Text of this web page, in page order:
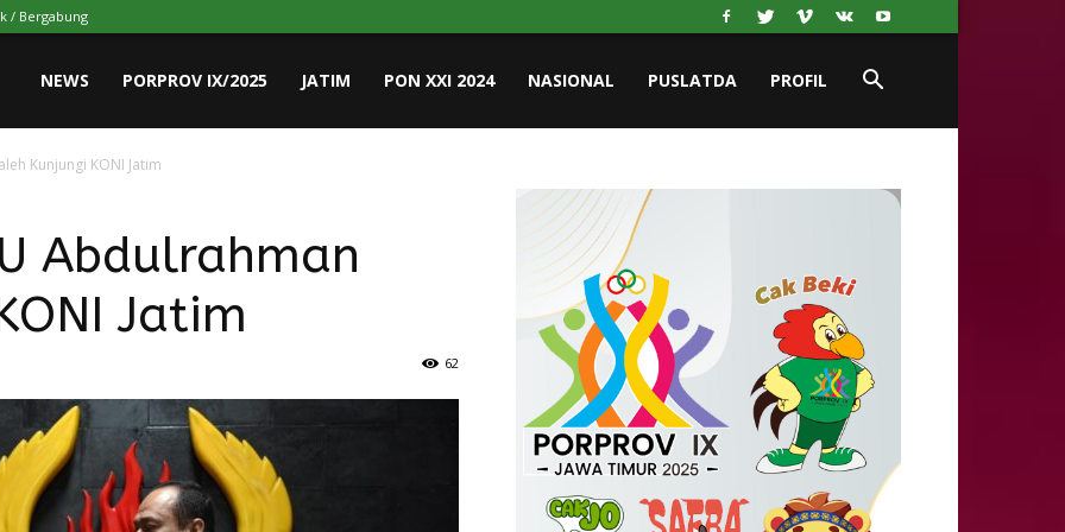
/ Bergabung
NEWS PORPROV IX/2025 JATIM PON XXI 2024 NASIONAL PUSLATDA PROFIL
Kunjungi KONI Jatim
Abdulrahman
Jatim
62